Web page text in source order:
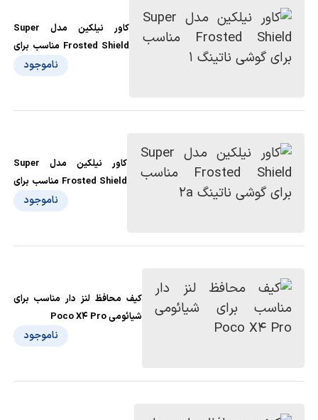
کاور نیلکین مدل Super
Frosted Shield مناسب برای
ناموجود
کاور نیلکین مدل Super
Frosted Shield مناسب برای
ناموجود
کیف محافظ لنز دار مناسب برای
شیائومی Poco X4 Pro
ناموجود